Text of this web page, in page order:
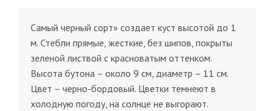
Самый черный сорт» создает куст высотой до 1
м. Стебли прямые, жесткие, без шипов, покрыты
зеленой листвой с красноватым оттенком.
Высота бутона – около 9 см, диаметр – 11 см.
Цвет – черно-бордовый. Цветки темнеют в
холодную погоду, на солнце не выгорают.